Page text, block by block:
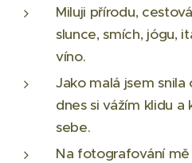
Miluji přírodu,
slunce, smích, jógu,
víno.
Jako malá jsem
dnes si vážím klidu a
sebe.
Na fotografování